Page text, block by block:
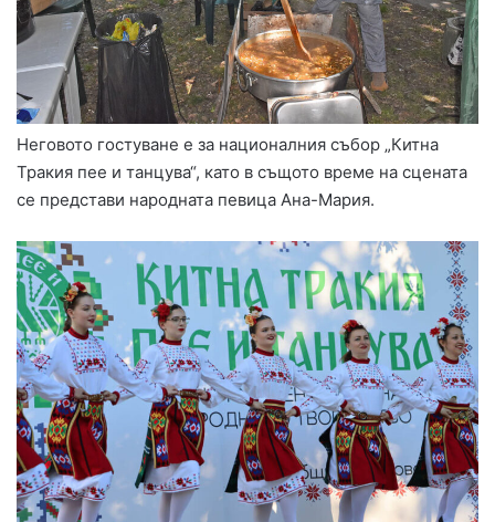
Неговото гостуване е за националния събор „Китна
Тракия пее и танцува“, като в същото време на сцената
се представи народната певица Ана-Мария.